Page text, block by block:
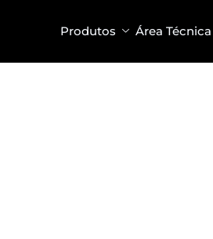
Produtos Área Técnica